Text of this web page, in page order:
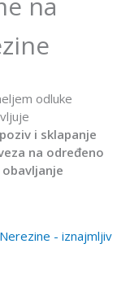
odluke
i sklapanje
na određeno
- iznajmljiv